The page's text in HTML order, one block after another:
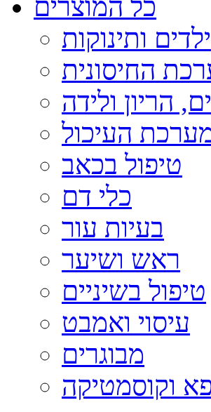
כל המוצרים
ילדים ותינוקות
החיסונית
הריון ולידה
העיכול
טיפול בכאב
כלי דם
בעיות עור
ראש ושיער
טיפול בשיניים
עיסוי ואמבט
מבוגרים
וקוסמטיקה